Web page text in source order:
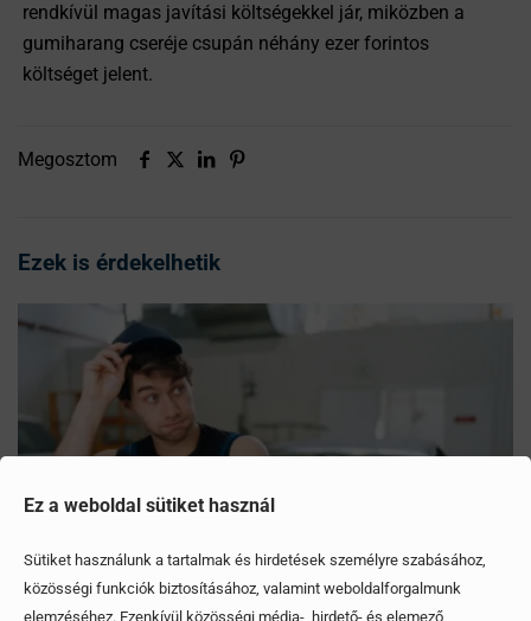
Ez a weboldal sütiket használ
Sütiket használunk a tartalmak és hirdetések személyre szabásához,
közösségi funkciók biztosításához, valamint weboldalforgalmunk
elemzéséhez. Ezenkívül közösségi média-, hirdető- és elemező
rendkívül magas javítási költségekkel jár, miközben a
gumiharang cseréje csupán néhány ezer forintos
költséget jelent.
Megosztom
Ezek is érdekelhetik